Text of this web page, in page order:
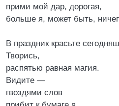
прими мой дар, дорогая,
больше я, может быть,
В праздник красьте
Творись,
распятью равная магия.
Видите —
гвоздями слов